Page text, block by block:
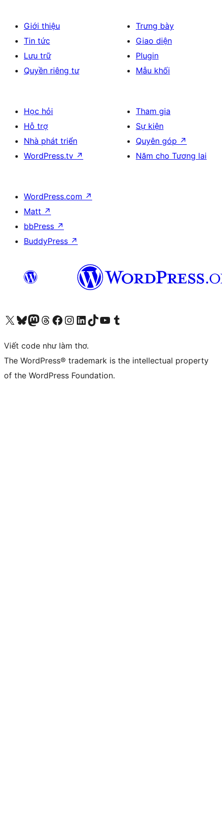
Giới thiệu
Tin tức
Lưu trữ
Quyền riêng tư
Trưng bày
Giao diện
Plugin
Mẫu khối
Học hỏi
Hỗ trợ
Nhà phát triển
WordPress.tv ↗
Tham gia
Sự kiện
Quyên góp ↗
Năm cho Tương lai
WordPress.com ↗
Matt ↗
bbPress ↗
BuddyPress ↗
Truy cập tài khoản X (trước đây là Twitter) của chúng tôiVisit our Bluesky account
Visit our Mastodon account
Visit our Threads account
Xem trang Facebook của chúng tôiTruy cập tài khoản Instagram của chúng tôiTruy cập tài khoản LinkedIn của chúng tôiVisit our TikTok account
Truy cập kênh YouTube của chúng tôi Visit our Tumblr account
Viết code như làm thơ.
The WordPress® trademark is the intellectual property
of the WordPress Foundation.